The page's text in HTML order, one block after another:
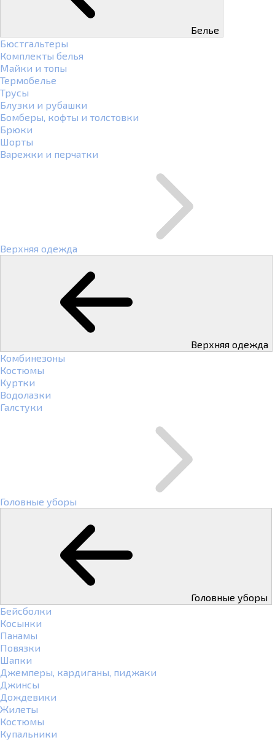
Белье
Бюстгальтеры
Комплекты белья
Майки и топы
Термобелье
Трусы
Блузки и рубашки
Бомберы, кофты и толстовки
Брюки
Шорты
Варежки и перчатки
Верхняя одежда
Верхняя одежда
Комбинезоны
Костюмы
Куртки
Водолазки
Галстуки
Головные уборы
Головные уборы
Бейсболки
Косынки
Панамы
Повязки
Шапки
Джемперы, кардиганы, пиджаки
Джинсы
Дождевики
Жилеты
Костюмы
Купальники